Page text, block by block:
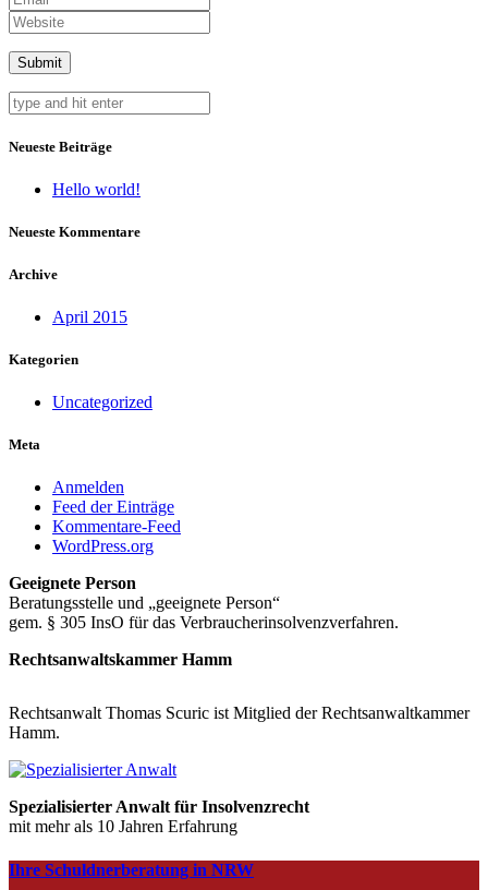
Neueste Beiträge
Hello world!
Neueste Kommentare
Archive
April 2015
Kategorien
Uncategorized
Meta
Anmelden
Feed der Einträge
Kommentare-Feed
WordPress.org
Geeignete Person
Beratungsstelle und „geeignete Person“
gem. § 305 InsO für das Verbraucherinsolvenzverfahren.
Rechtsanwaltskammer Hamm
Rechtsanwalt Thomas Scuric ist Mitglied der Rechtsanwaltkammer
Hamm.
Spezialisierter Anwalt für Insolvenzrecht
mit mehr als 10 Jahren Erfahrung
Ihre Schuldnerberatung in NRW